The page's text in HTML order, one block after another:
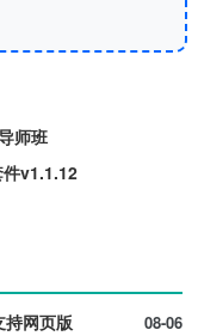
师班
v1.1.12
08-06
网页版